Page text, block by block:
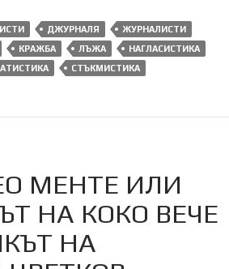
ДЖУРНАЛЯ
ЖУРНАЛИСТИ
КРАЖБА ЛЪЖА
НАГЛАСИСТИКА
СТЪКМИСТИКА
МЕНТЕ ИЛИ
НА КОКО ВЕЧЕ
НА